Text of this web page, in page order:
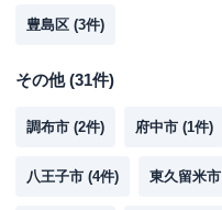
豊島区 (3件)
その他(31件)
調布市 (2件) 府中市 (1件)
八王子市 (4件) 東久留米市